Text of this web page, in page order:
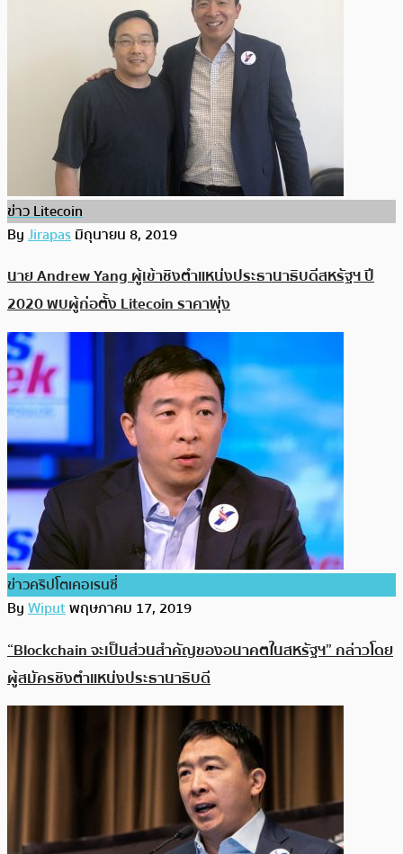
ข่าว Litecoin
ByJirapasมิถุนายน 8, 2019
นาย Andrew Yang ผู้เข้าชิงตำแหน่งประธานาธิบดีสหรัฐฯ ปี
2020 พบผู้ก่อตั้ง Litecoin ราคาพุ่ง
ข่าวคริปโตเคอเรนซี่
ByWiputพฤษภาคม 17, 2019
“Blockchain จะเป็นส่วนสำคัญของอนาคตในสหรัฐฯ” กล่าวโดย
ผู้สมัครชิงตำแหน่งประธานาธิบดี